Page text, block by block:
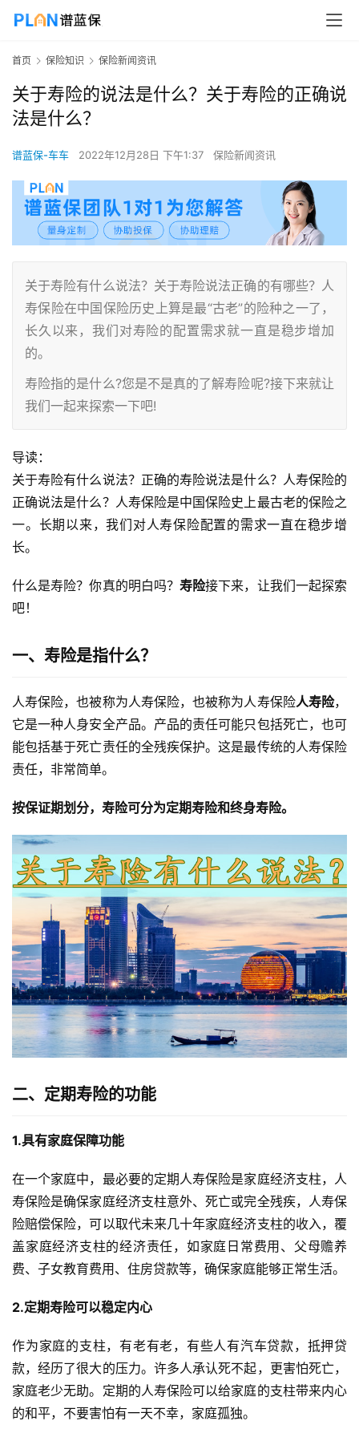
首页 保险知识 保险新闻资讯
关于寿险的说法是什么？关于寿险的正确说
法是什么？
谱蓝保-车车 2022年12月28日 下午1:37 保险新闻资讯
关于寿险有什么说法？关于寿险说法正确的有哪些？人
寿保险在中国保险历史上算是最“古老”的险种之一了，
长久以来，我们对寿险的配置需求就一直是稳步增加
的。
寿险指的是什么?您是不是真的了解寿险呢?接下来就让
我们一起来探索一下吧!
导读：
关于寿险有什么说法？正确的寿险说法是什么？人寿保险的
正确说法是什么？人寿保险是中国保险史上最古老的保险之
一。长期以来，我们对人寿保险配置的需求一直在稳步增
长。
什么是寿险？你真的明白吗？寿险接下来，让我们一起探索
吧！
一、寿险是指什么？
人寿保险，也被称为人寿保险，也被称为人寿保险人寿险，
它是一种人身安全产品。产品的责任可能只包括死亡，也可
能包括基于死亡责任的全残疾保护。这是最传统的人寿保险
责任，非常简单。
按保证期划分，寿险可分为定期寿险和终身寿险。
二、定期寿险的功能
1.具有家庭保障功能
在一个家庭中，最必要的定期人寿保险是家庭经济支柱，人
寿保险是确保家庭经济支柱意外、死亡或完全残疾，人寿保
险赔偿保险，可以取代未来几十年家庭经济支柱的收入，覆
盖家庭经济支柱的经济责任，如家庭日常费用、父母赡养
费、子女教育费用、住房贷款等，确保家庭能够正常生活。
2.定期寿险可以稳定内心
作为家庭的支柱，有老有老，有些人有汽车贷款，抵押贷
款，经历了很大的压力。许多人承认死不起，更害怕死亡，
家庭老少无助。定期的人寿保险可以给家庭的支柱带来内心
的和平，不要害怕有一天不幸，家庭孤独。